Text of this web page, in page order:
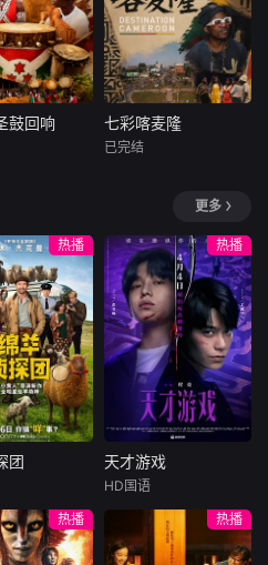
身”——因
因已无恢
的四肢——
法，而一
在追求理
与疯狂之
危险领
人
布隆迪圣鼓回响
统鼓乐被
精神的象
迪传统鼓
列入联合
文化遗产
载着深厚
蕴与民族
片聚焦布
代表性的
演，通过
心
鼓回响 七彩喀麦隆
喀麦隆素有&amp;q
uot;非洲缩影&am
p;quot;之称，从热
带雨林到稀树草
原，从火山地貌到
海岸线，这片土地
上汇聚了非洲大陆
最具代表性的自然
与人文景观。本片
深入喀麦隆的街头
巷尾与社区生活，
以镜头捕捉当地人
民的真实面貌——
从传统服饰
七彩喀麦隆
已完结
更多
热播
探团
博朗
利齐纳
团
热播
天才游戏
李蔓瑄
穷途末路的天才少
天才游戏
HD国语
热播 热播